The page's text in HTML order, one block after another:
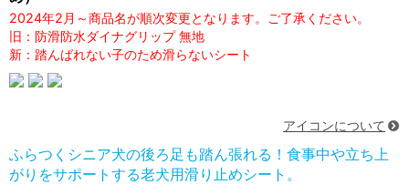
2024年2月～商品名が順次変更となります。ご了承ください。
旧：防滑防水ダイナグリップ 無地
新：踏んばれない子のため滑らないシート
アイコンについて
ふらつくシニア犬の後ろ足も踏ん張れる！食事中や立ち上
がりをサポートする老犬用滑り止めシート。